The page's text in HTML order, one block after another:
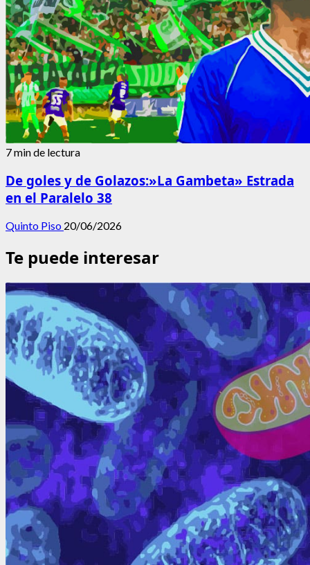
7 min de lectura
De goles y de Golazos:»La Gambeta» Estrada
en el Paralelo 38
Quinto Piso 20/06/2026
Te puede interesar